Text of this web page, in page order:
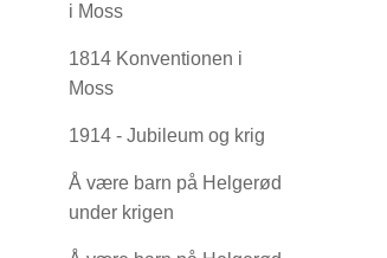
i Moss
1814 Konventionen i
Moss
1914 - Jubileum og krig
Å være barn på Helgerød
under krigen